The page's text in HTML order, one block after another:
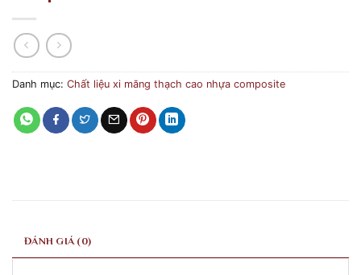
Danh mục: Chất liệu xi măng thạch cao nhựa composite
ĐÁNH GIÁ (0)